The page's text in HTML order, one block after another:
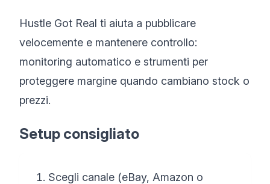
Hustle Got Real ti aiuta a pubblicare
velocemente e mantenere controllo:
monitoring automatico e strumenti per
proteggere margine quando cambiano stock o
prezzi.
Setup consigliato
Scegli canale (eBay, Amazon o